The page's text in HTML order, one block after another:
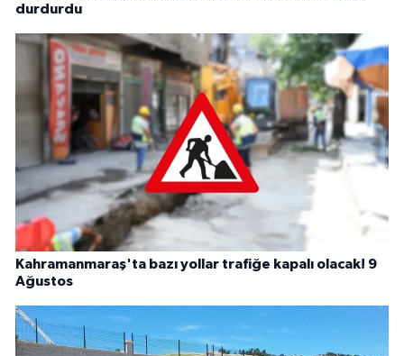
durdurdu
Kahramanmaraş'ta bazı yollar trafiğe kapalı olacak! 9
Ağustos